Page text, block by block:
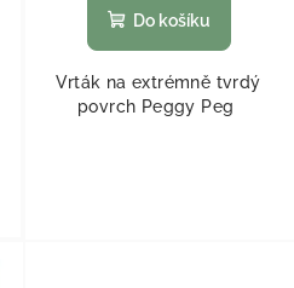
Do košíku
Vrták na extrémně tvrdý
povrch Peggy Peg